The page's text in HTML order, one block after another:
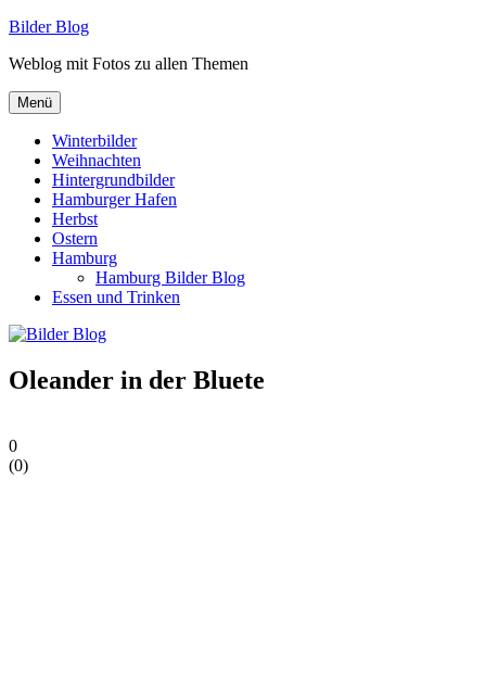
Zum
springen
Bilder Blog
Weblog mit Fotos zu allen Themen
Menü
Winterbilder
Weihnachten
Hintergrundbilder
Hamburger Hafen
Herbst
Ostern
Hamburg
Hamburg Bilder Blog
Essen und Trinken
Oleander in der Bluete
0
(0)